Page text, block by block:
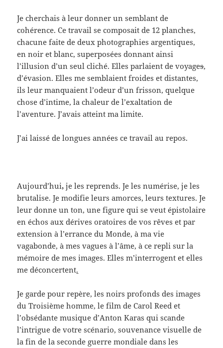
Je cherchais à leur donner un semblant de
cohérence. Ce travail se composait de 12 planches,
chacune faite de deux photographies argentiques,
en noir et blanc, superposées donnant ainsi
l’illusion d’un seul cliché. Elles parlaient de voyages,
d’évasion. Elles me semblaient froides et distantes,
ils leur manquaient l’odeur d’un frisson, quelque
chose d’intime, la chaleur de l’exaltation de
l’aventure. J’avais atteint ma limite.
J’ai laissé de longues années ce travail au repos.
Aujourd’hui, je les reprends. Je les numérise, je les
brutalise. Je modifie leurs amorces, leurs textures. Je
leur donne un ton, une figure qui se veut épistolaire
en échos aux dérives oratoires de vos rêves et par
extension à l’errance du Monde, à ma vie
vagabonde, à mes vagues à l’âme, à ce repli sur la
mémoire de mes images. Elles m’interrogent et elles
me déconcertent.
Je garde pour repère, les noirs profonds des images
du Troisième homme, le film de Carol Reed et
l’obsédante musique d’Anton Karas qui scande
l’intrigue de votre scénario, souvenance visuelle de
la fin de la seconde guerre mondiale dans les